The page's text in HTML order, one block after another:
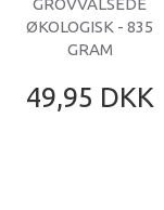
ØKOLOGISK - 835
GRAM
49,95 DKK